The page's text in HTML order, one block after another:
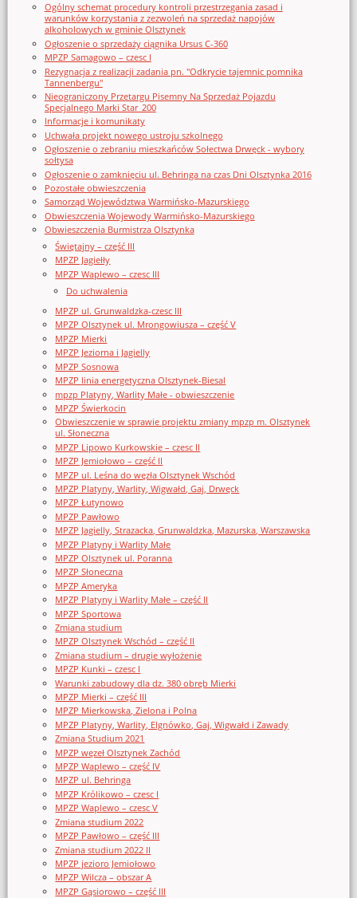
Ogólny schemat procedury kontroli przestrzegania zasad i
warunków korzystania z zezwoleń na sprzedaż napojów
alkoholowych w gminie Olsztynek
Ogłoszenie o sprzedaży ciągnika Ursus C-360
MPZP Samagowo – czesc I
Rezygnacja z realizacji zadania pn. "Odkrycie tajemnic pomnika
Tannenbergu"
Nieograniczony Przetargu Pisemny Na Sprzedaż Pojazdu
Specjalnego Marki Star_200
Informacje i komunikaty
Uchwała projekt nowego ustroju szkolnego
Ogłoszenie o zebraniu mieszkańców Sołectwa Drwęck - wybory
sołtysa
Ogłoszenie o zamknięciu ul. Behringa na czas Dni Olsztynka 2016
Pozostałe obwieszczenia
Samorząd Województwa Warmińsko-Mazurskiego
Obwieszczenia Wojewody Warmińsko-Mazurskiego
Obwieszczenia Burmistrza Olsztynka
Świętajny – część III
MPZP Jagiełły
MPZP Waplewo – czesc III
Do uchwalenia
MPZP ul. Grunwaldzka-czesc III
MPZP Olsztynek ul. Mrongowiusza – część V
MPZP Mierki
MPZP Jeziorna i Jagielly
MPZP Sosnowa
MPZP linia energetyczna Olsztynek-Biesal
mpzp Platyny, Warlity Małe - obwieszczenie
MPZP Świerkocin
Obwieszczenie w sprawie projektu zmiany mpzp m. Olsztynek
ul. Słoneczna
MPZP Lipowo Kurkowskie – czesc II
MPZP Jemiołowo – część II
MPZP ul. Leśna do węzła Olsztynek Wschód
MPZP Platyny, Warlity, Wigwałd, Gaj, Drwęck
MPZP Łutynowo
MPZP Pawłowo
MPZP Jagielly, Strazacka, Grunwaldzka, Mazurska, Warszawska
MPZP Platyny i Warlity Małe
MPZP Olsztynek ul. Poranna
MPZP Słoneczna
MPZP Ameryka
MPZP Platyny i Warlity Małe – część II
MPZP Sportowa
Zmiana studium
MPZP Olsztynek Wschód – część II
Zmiana studium – drugie wyłożenie
MPZP Kunki – czesc I
Warunki zabudowy dla dz. 380 obręb Mierki
MPZP Mierki – część III
MPZP Mierkowska, Zielona i Polna
MPZP Platyny, Warlity, Elgnówko, Gaj, Wigwałd i Zawady
Zmiana Studium 2021
MPZP węzeł Olsztynek Zachód
MPZP Waplewo – część IV
MPZP ul. Behringa
MPZP Królikowo – czesc I
MPZP Waplewo – czesc V
Zmiana studium 2022
MPZP Pawłowo – część III
Zmiana studium 2022 II
MPZP jezioro Jemiołowo
MPZP Wilcza – obszar A
MPZP Gąsiorowo – część III